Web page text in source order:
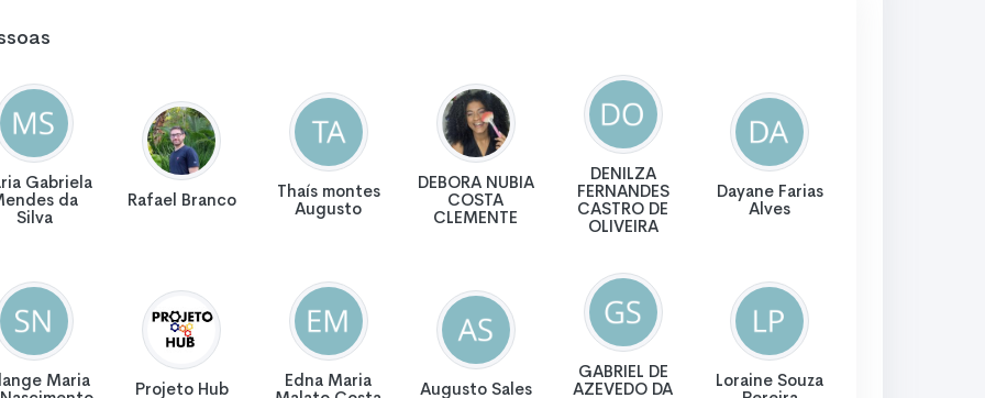
Gabriela
da
Silva
Rafael Branco
Thaís montes
Augusto
DEBORA NUBIA
COSTA
CLEMENTE
DENILZA
FERNANDES
CASTRO DE
OLIVEIRA
Dayane Farias
Alves
Maria
Projeto Hub
Edna Maria
Augusto Sales
GABRIEL DE
AZEVEDO DA
Loraine Souza